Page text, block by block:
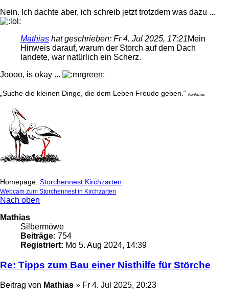
Nein. Ich dachte aber, ich schreib jetzt trotzdem was dazu ...
Mathias hat geschrieben: Fr 4. Jul 2025, 17:21Mein
Hinweis darauf, warum der Storch auf dem Dach
landete, war natürlich ein Scherz.
Joooo, is okay ...
„Suche die kleinen Dinge, die dem Leben Freude geben.“ Konfuzius
Homepage: Storchennest Kirchzarten
Webcam zum Storchennest in Kirchzarten
Nach oben
Mathias
Silbermöwe
Beiträge: 754
Registriert: Mo 5. Aug 2024, 14:39
Re: Tipps zum Bau einer Nisthilfe für Störche
Beitrag von Mathias » Fr 4. Jul 2025, 20:23